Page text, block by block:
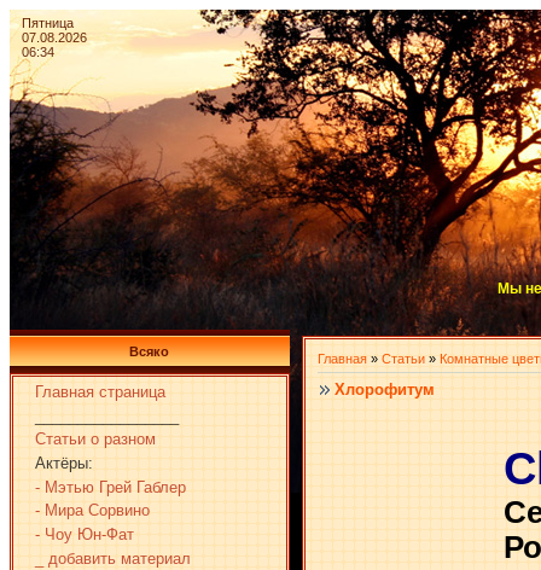
Пятница
07.08.2026
06:34
Мы не
Всяко
Главная страница
Статьи о разном
Актёры:
- Мэтью Грей Габлер
- Мира Сорвино
- Чоу Юн-Фат
_ добавить материал
Главная » Статьи » Комнатные
Хлорофитум